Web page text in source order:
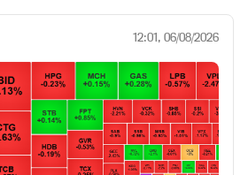
12:01, 06/08/2026